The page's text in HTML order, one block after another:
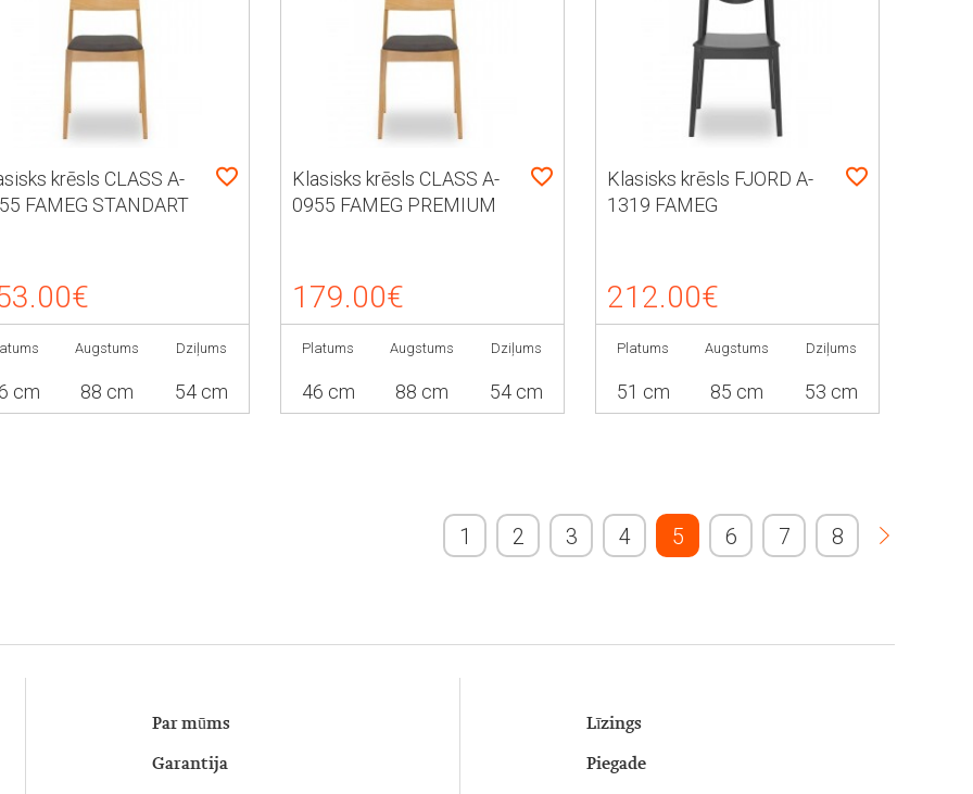
krēsls CLASS A-
FAMEG STANDART
cm
Augstums
88 cm
Dziļums
54 cm
Klasisks krēsls CLASS A-
0955 FAMEG PREMIUM
179.00€
Platums
46 cm
Augstums
88 cm
Dziļums
54 cm
Klasisks krēsls FJORD A-
1319 FAMEG
212.00€
Platums
51 cm
Augstums
85 cm
Dziļums
53 cm
1 2 3 4 5 6 7 8
Par mūms
Garantija
Līzings
Piegade